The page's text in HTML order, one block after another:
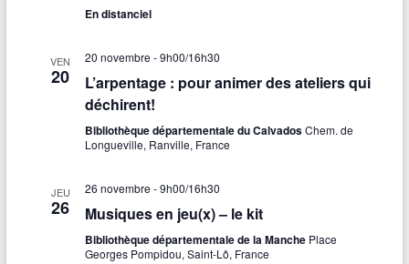
En distanciel
VEN
20
20 novembre - 9h00/16h30
L’arpentage : pour animer des ateliers qui
déchirent!
Bibliothèque départementale du CalvadosChem. de
Longueville, Ranville, France
JEU
26
26 novembre - 9h00/16h30
Musiques en jeu(x) – le kit
Bibliothèque départementale de la Manche Place
Georges Pompidou, Saint-Lô, France